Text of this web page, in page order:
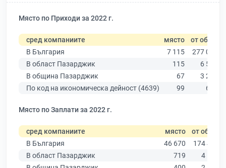
Място по Приходи за 2022 г.
сред компаниите място от общо
В България
7 115
277 019
В област Пазарджик
115
6 511
В община Пазарджик
67
3 280
По код на икономическа дейност (4639)
99 639
Място по Заплати за 2022 г.
сред компаниите място от общо
В България
46 670
174 403
В област Пазарджик
719
4 545